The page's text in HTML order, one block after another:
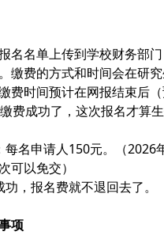
名名单上传到学校财务部
缴费的方式和时间会在研
费时间预计在网报结束后
费成功了，这次报名才算生
每名申请人150元。（2026
可以免交）
，报名费就不退回去了。
项